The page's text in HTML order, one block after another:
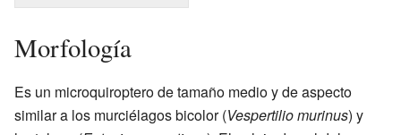
Morfología
Es un microquiroptero de tamaño medio y de aspecto
similar a los murciélagos bicolor (Vespertilio murinus) y